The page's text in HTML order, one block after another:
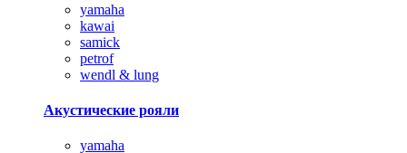
yamaha
kawai
samick
petrof
wendl & lung
Акустические рояли
yamaha